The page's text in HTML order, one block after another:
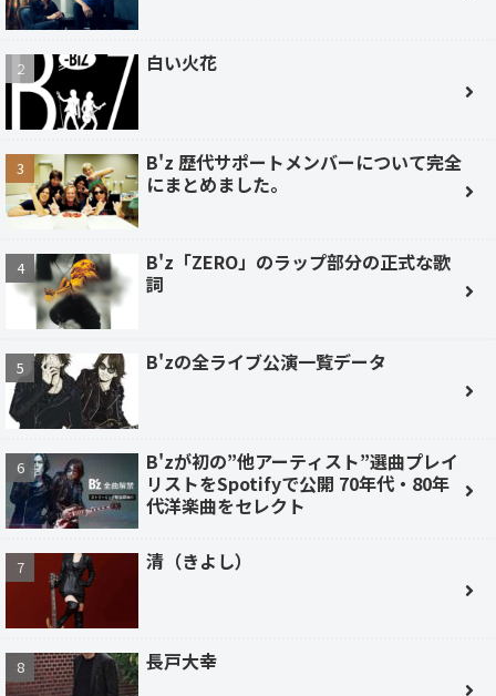
白い火花
B'z 歴代サポートメンバーについて完全
にまとめました。
B'z「ZERO」のラップ部分の正式な歌
詞
B'zの全ライブ公演一覧データ
B'zが初の”他アーティスト”選曲プレイ
リストをSpotifyで公開 70年代・80年
代洋楽曲をセレクト
清（きよし）
長戸大幸